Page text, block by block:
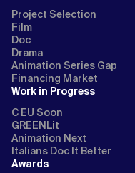
Project Selection
Film
Doc
Drama
Animation Series Gap
Financing Market
Work in Progress
C EU Soon
GREENLit
Animation Next
Italians Doc It Better
Awards